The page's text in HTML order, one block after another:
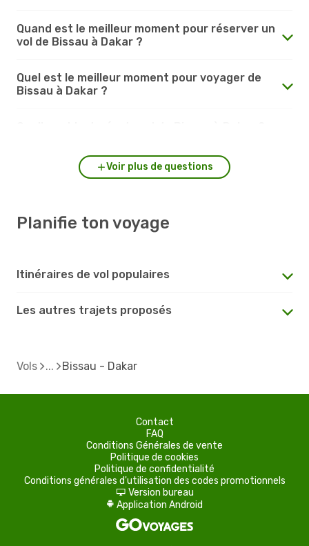
Quand est le meilleur moment pour réserver un
vol de Bissau à Dakar ?
Quel est le meilleur moment pour voyager de
Bissau à Dakar ?
Voir plus de questions
Planifie ton voyage
Itinéraires de vol populaires
Les autres trajets proposés
Vols Bissau - Dakar
Contact
FAQ
Conditions Générales de vente
Politique de cookies
Politique de confidentialité
Conditions générales d'utilisation des codes promotionnels
d Version bureau
A Application Android